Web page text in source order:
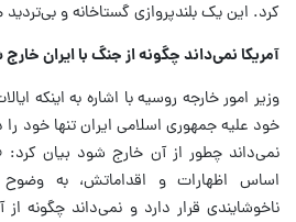
کرد. این یک بلندپروازی گستاخانه و
آمریکا نمی‌داند چگونه از جنگ با ایران
وزیر امور خارجه روسیه با اشاره به اینکه
خود علیه جمهوری اسلامی ایران تنها خود
نمی‌داند چطور از آن خارج شود بیان کرد:
اساس اظهارات و اقداماتش، به
ناخوشایندی قرار دارد و نمی‌داند چگونه از